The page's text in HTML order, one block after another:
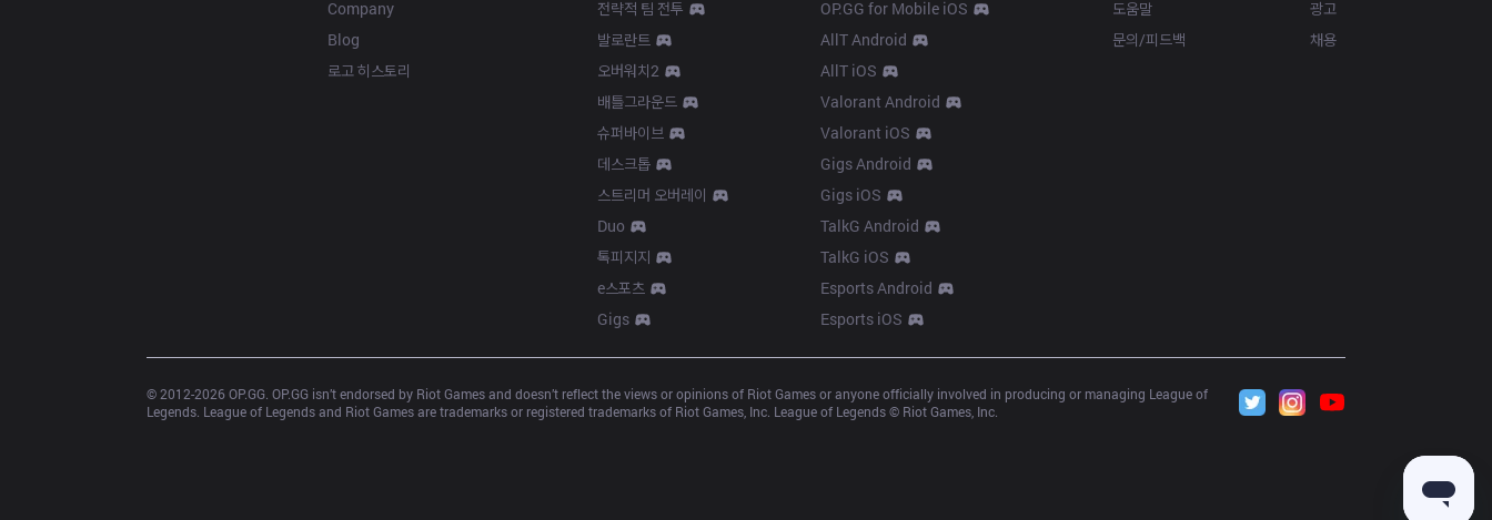
Company
Blog
로고 히스토리
전략적 팀 전투
발로란트
오버워치2
배틀그라운드
슈퍼바이브
데스크톱
스트리머 오버레이
Duo
톡피지지
e스포츠
Gigs
OP.GG for Mobile iOS
AllT Android
AllT iOS
Valorant Android
Valorant iOS
Gigs Android
Gigs iOS
TalkG Android
TalkG iOS
Esports Android
Esports iOS
도움말
문의/피드백
광고
채용
© 2012-2026 OP.GG. OP.GG isn’t endorsed by Riot Games and doesn’t reflect the views or opinions of Riot Games or anyone officially involved in producing or managing League of
Legends. League of Legends and Riot Games are trademarks or registered trademarks of Riot Games, Inc. League of Legends © Riot Games, Inc.